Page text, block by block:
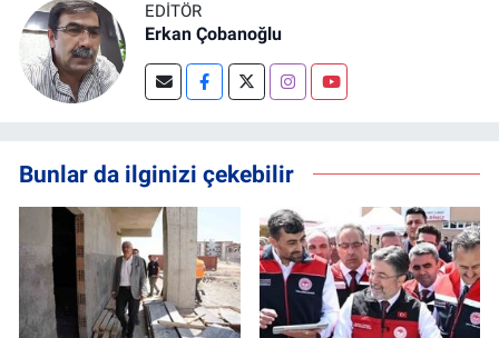
EDITÖR
Erkan Çobanoğlu
Bunlar da ilginizi çekebilir